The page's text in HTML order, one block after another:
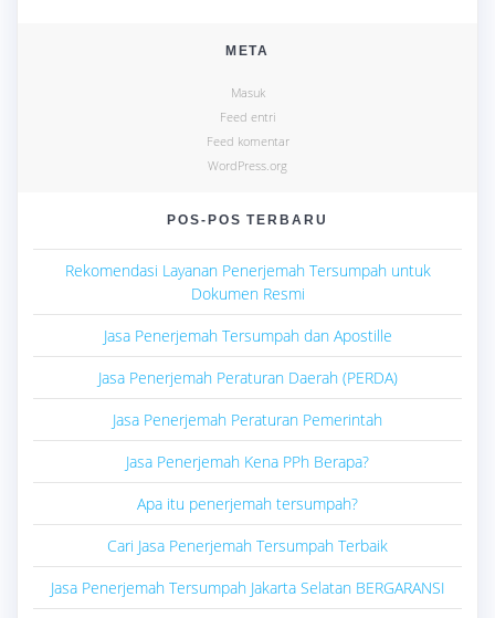
META
Masuk
Feed entri
Feed komentar
WordPress.org
POS-POS TERBARU
Rekomendasi Layanan Penerjemah Tersumpah untuk
Dokumen Resmi
Jasa Penerjemah Tersumpah dan Apostille
Jasa Penerjemah Peraturan Daerah (PERDA)
Jasa Penerjemah Peraturan Pemerintah
Jasa Penerjemah Kena PPh Berapa?
Apa itu penerjemah tersumpah?
Cari Jasa Penerjemah Tersumpah Terbaik
Jasa Penerjemah Tersumpah Jakarta Selatan BERGARANSI